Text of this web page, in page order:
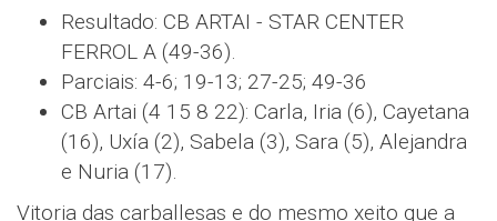
Resultado: CB ARTAI - STAR CENTER
FERROL A (49-36).
Parciais: 4-6; 19-13; 27-25; 49-36
CB Artai (4 15 8 22): Carla, Iria (6), Cayetana
(16), Uxía (2), Sabela (3), Sara (5), Alejandra
e Nuria (17).
Vitoria das carballesas e do mesmo xeito que a